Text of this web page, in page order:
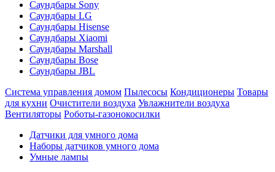
Саундбары Sony
Саундбары LG
Саундбары Hisense
Саундбары Xiaomi
Саундбары Marshall
Саундбары Bose
Саундбары JBL
Система управления домом Пылесосы Кондиционеры Товары
для кухни Очистители воздуха Увлажнители воздуха
Вентиляторы Роботы-газонокосилки
Датчики для умного дома
Наборы датчиков умного дома
Умные лампы